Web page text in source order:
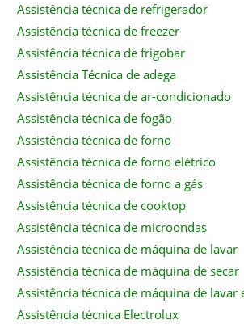
Assistência técnica de refrigerador
Assistência técnica de freezer
Assistência técnica de frigobar
Assistência Técnica de adega
Assistência técnica de ar-condicionado
Assistência técnica de fogão
Assistência técnica de forno
Assistência técnica de forno elétrico
Assistência técnica de forno a gás
Assistência técnica de cooktop
Assistência técnica de microondas
Assistência técnica de máquina de lavar
Assistência técnica de máquina de secar
Assistência técnica de máquina de lavar
Assistência técnica Electrolux